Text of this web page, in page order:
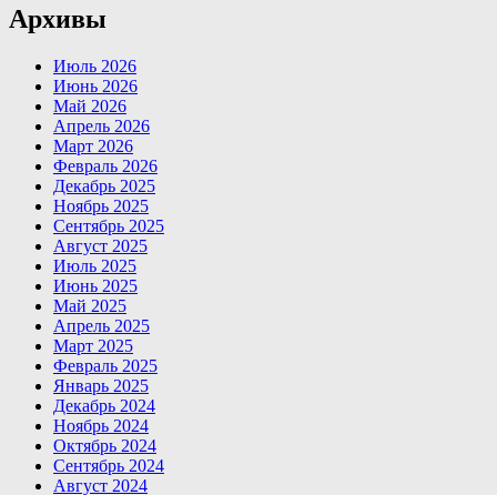
Архивы
Июль 2026
Июнь 2026
Май 2026
Апрель 2026
Март 2026
Февраль 2026
Декабрь 2025
Ноябрь 2025
Сентябрь 2025
Август 2025
Июль 2025
Июнь 2025
Май 2025
Апрель 2025
Март 2025
Февраль 2025
Январь 2025
Декабрь 2024
Ноябрь 2024
Октябрь 2024
Сентябрь 2024
Август 2024